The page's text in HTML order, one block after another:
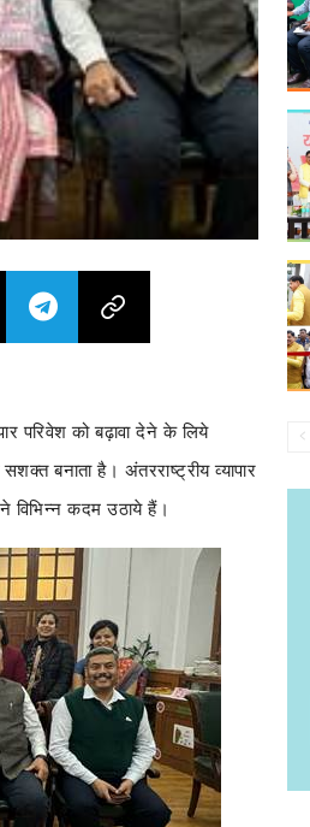
परिवेश को बढ़ावा देने के लिये
बनाता है। अंतरराष्ट्रीय व्यापार
विभिन्न कदम उठाये हैं।